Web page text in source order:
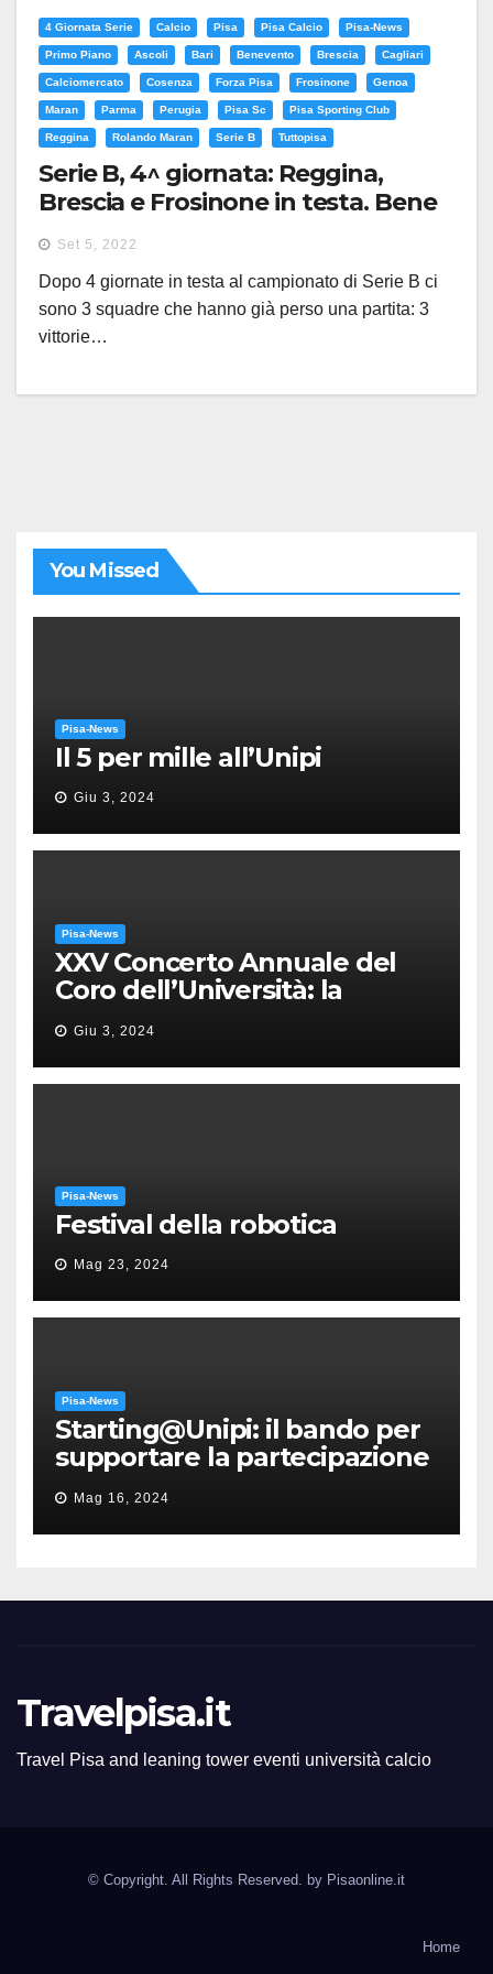
4 Giornata Serie Calcio Pisa Pisa Calcio Pisa-News
Primo Piano Ascoli Bari Benevento Brescia Cagliari
Calciomercato Cosenza Forza Pisa Frosinone Genoa
Maran Parma Perugia Pisa Sc Pisa Sporting Club
Reggina Rolando Maran Serie B Tuttopisa
Serie B, 4^ giornata: Reggina,
Brescia e Frosinone in testa. Bene
Ascoli e Cosenza. Perugia e Pisa
ultime
Set 5, 2022
Dopo 4 giornate in testa al campionato di Serie B ci
sono 3 squadre che hanno già perso una partita: 3
vittorie…
You Missed
Pisa-News
Il 5 per mille all’Unipi
Giu 3, 2024
Pisa-News
XXV Concerto Annuale del
Coro dell’Università: la
“Messa in gloria” di Giacomo
Puccini
Giu 3, 2024
Pisa-News
Festival della robotica
Mag 23, 2024
Pisa-News
Starting@Unipi: il bando per
supportare la partecipazione
all’ERC Starting Grant
Mag 16, 2024
Travelpisa.it
Travel Pisa and leaning tower eventi università calcio
© Copyright. All Rights Reserved. by Pisaonline.it
Home